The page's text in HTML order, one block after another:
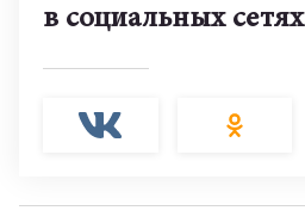
в социальных сетях